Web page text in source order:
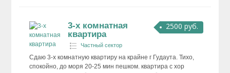
2500 руб.
3-х комнатная
квартира
Частный сектор
Сдаю 3-х комнатную квартиру на крайне г Гудаута. Тихо,
спокойно, до моря 20-25 мин пешком. квартира с хор